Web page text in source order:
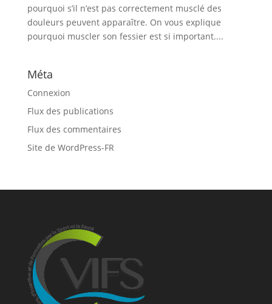
pourquoi s’il n’est pas correctement musclé des
douleurs peuvent apparaître. On vous explique
pourquoi muscler son fessier est si important....
Méta
Connexion
Flux des publications
Flux des commentaires
Site de WordPress-FR